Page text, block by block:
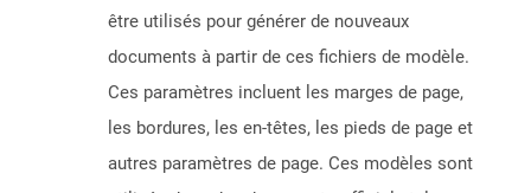
être utilisés pour générer de nouveaux
documents à partir de ces fichiers de modèle.
Ces paramètres incluent les marges de page,
les bordures, les en-têtes, les pieds de page et
autres paramètres de page. Ces modèles sont